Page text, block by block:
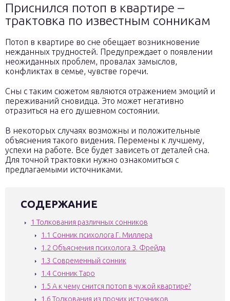
Приснился потоп в квартире –
трактовка по известным сонникам
Потоп в квартире во сне обещает возникновение
нежданных трудностей. Предупреждает о появлении
неожиданных проблем, провалах замыслов,
конфликтах в семье, чувстве горечи.
Сны с таким сюжетом являются отражением эмоций и
переживаний сновидца. Это может негативно
отразиться на его душевном состоянии.
В некоторых случаях возможны и положительные
объяснения такого видения. Перемены к лучшему,
успехи на работе. Все будет зависеть от деталей сна.
Для точной трактовки нужно ознакомиться с
предлагаемыми источниками.
СОДЕРЖАНИЕ
1 Толкования различных сонников
1.1 Сонник психолога Г. Миллера
1.2 Объяснения психолога З. Фрейда
1.3 Современный сонник
1.4 Сонник Таро
1.5 А к чему снится потоп в чужой квартире?
1.6 Толкования из прочих источников